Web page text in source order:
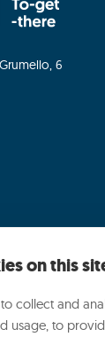
6
on this
collect and
usage, to